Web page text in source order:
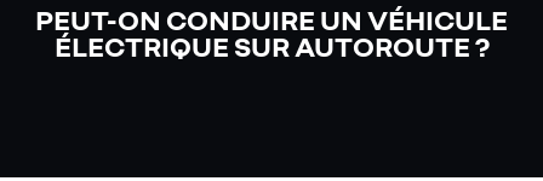
PEUT-ON CONDUIRE UN VÉHICULE
ÉLECTRIQUE SUR AUTOROUTE ?